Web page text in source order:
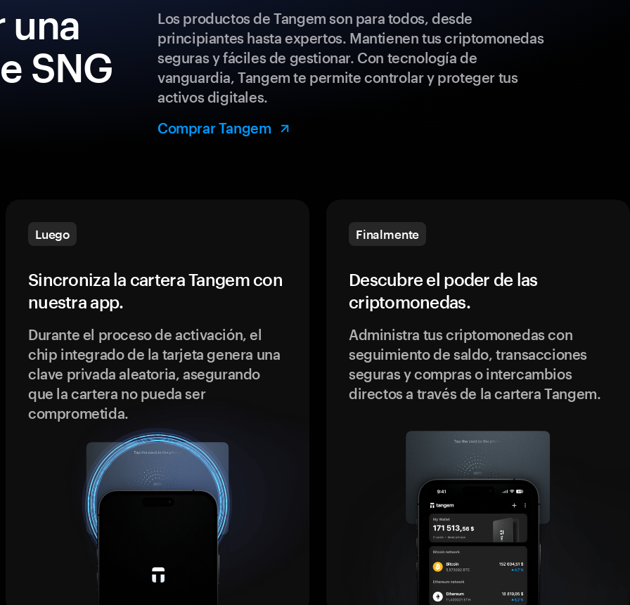
una
SNG
Los productos de Tangem son para todos, desde
principiantes hasta expertos. Mantienen tus criptomonedas
seguras y fáciles de gestionar. Con tecnología de
vanguardia, Tangem te permite controlar y proteger tus
activos digitales.
Comprar Tangem
Luego
Sincroniza la cartera Tangem con
nuestra app.
Durante el proceso de activación, el
chip integrado de la tarjeta genera una
clave privada aleatoria, asegurando
que la cartera no pueda ser
comprometida.
Finalmente
Descubre el poder de las
criptomonedas.
Administra tus criptomonedas con
seguimiento de saldo, transacciones
seguras y compras o intercambios
directos a través de la cartera Tangem.